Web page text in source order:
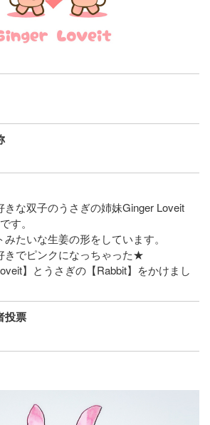
な双子のうさぎの姉妹Ginger Loveit
す。
たいな生姜の形をしています。
きでピンクになっちゃった★
】とうさぎの【Rabbit】をかけまし
投票